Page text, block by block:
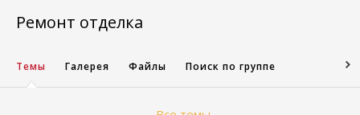
Ремонт отделка
Темы Галерея Файлы Поиск по группе